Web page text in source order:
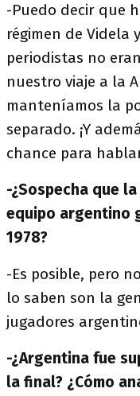
-Puedo decir que
régimen de Videla
periodistas no
nuestro viaje a la
manteníamos la
separado. ¡Y
chance para
-¿Sospecha que
equipo argentino
1978?
-Es posible, pero
lo saben son la
jugadores
-¿Argentina fue
la final? ¿Cómo